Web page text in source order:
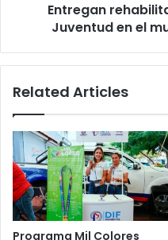
municipio
Entregan
Juventud en el
Related Articles
Programa Mil Colores